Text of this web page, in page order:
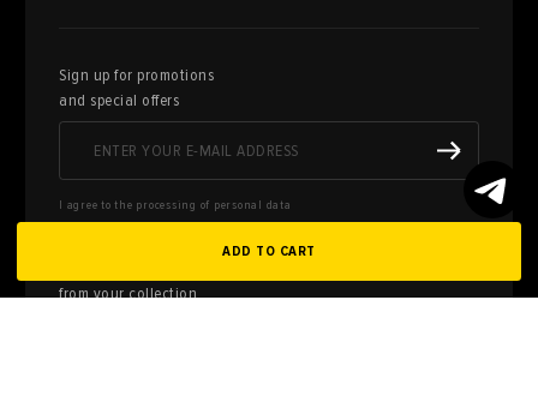
ADD TO CART
Sign up for promotions
and special offers
I agree to the processing of personal data
from your collection